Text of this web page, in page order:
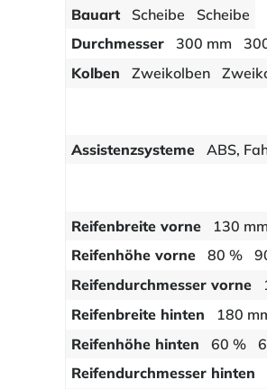
Bauart Scheibe
Scheibe
Durchmesser
300 mm
Kolben
Zweikolben
Assistenzsysteme
ABS,
Reifenbreite vorne
130 mm
Reifenhöhe vorne
80 %
Reifendurchmesser vorne
Reifenbreite hinten
180
Reifenhöhe hinten
60 %
Reifendurchmesser hinten